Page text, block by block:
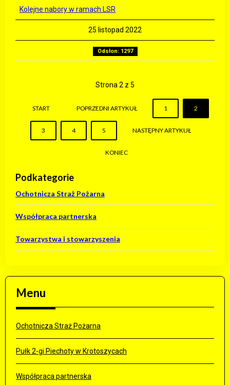
Kolejne nabory w ramach LSR
25 listopad 2022
Odsłon: 1297
Strona 2 z 5
START POPRZEDNI ARTYKUŁ 1 2
3 4 5 NASTĘPNY ARTYKUŁ
KONIEC
Podkategorie
Ochotnicza Straż Pożarna
Współpraca partnerska
Towarzystwa i stowarzyszenia
Menu
Ochotnicza Straż Pożarna
Pułk 2-gi Piechoty w Krotoszycach
Współpraca partnerska